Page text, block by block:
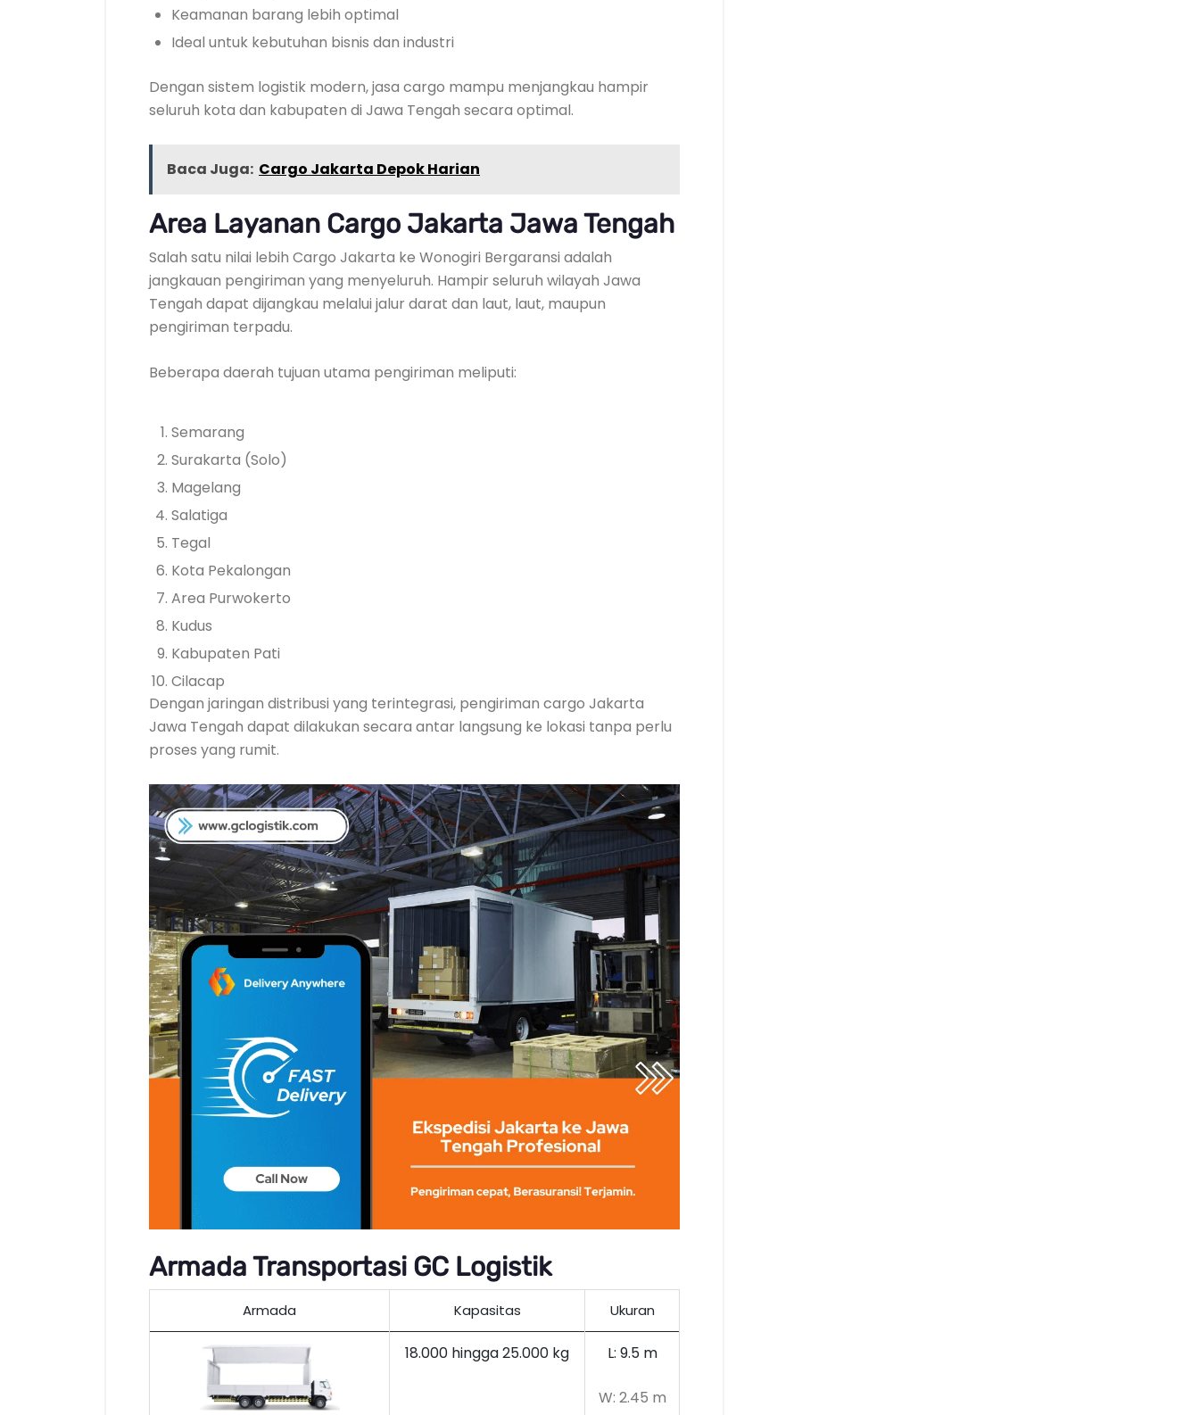
Keamanan barang lebih optimal
Ideal untuk kebutuhan bisnis dan industri
Dengan sistem logistik modern, jasa cargo mampu menjangkau hampir
seluruh kota dan kabupaten di Jawa Tengah secara optimal.
Baca Juga: Cargo Jakarta Depok Harian
Area Layanan Cargo Jakarta Jawa Tengah
Salah satu nilai lebih Cargo Jakarta ke Wonogiri Bergaransi adalah
jangkauan pengiriman yang menyeluruh. Hampir seluruh wilayah Jawa
Tengah dapat dijangkau melalui jalur darat dan laut, laut, maupun
pengiriman terpadu.
Beberapa daerah tujuan utama pengiriman meliputi:
Semarang
Surakarta (Solo)
Magelang
Salatiga
Tegal
Kota Pekalongan
Area Purwokerto
Kudus
Kabupaten Pati
Cilacap
Dengan jaringan distribusi yang terintegrasi, pengiriman cargo Jakarta
Jawa Tengah dapat dilakukan secara antar langsung ke lokasi tanpa perlu
proses yang rumit.
Armada Transportasi GC Logistik
Armada Kapasitas Ukuran
18.000 hingga 25.000 kg L: 9.5 m
W: 2.45 m